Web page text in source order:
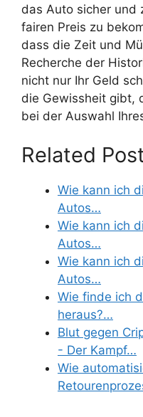
das Auto sicher und
fairen Preis zu
dass die Zeit und
Recherche der
nicht nur Ihr Geld
die Gewissheit gibt,
bei der Auswahl
Related
Wie kann ich
Autos…
Wie kann ich
Autos…
Wie kann ich
Autos…
Wie finde ich
heraus?…
Blut gegen
- Der Kampf…
Wie